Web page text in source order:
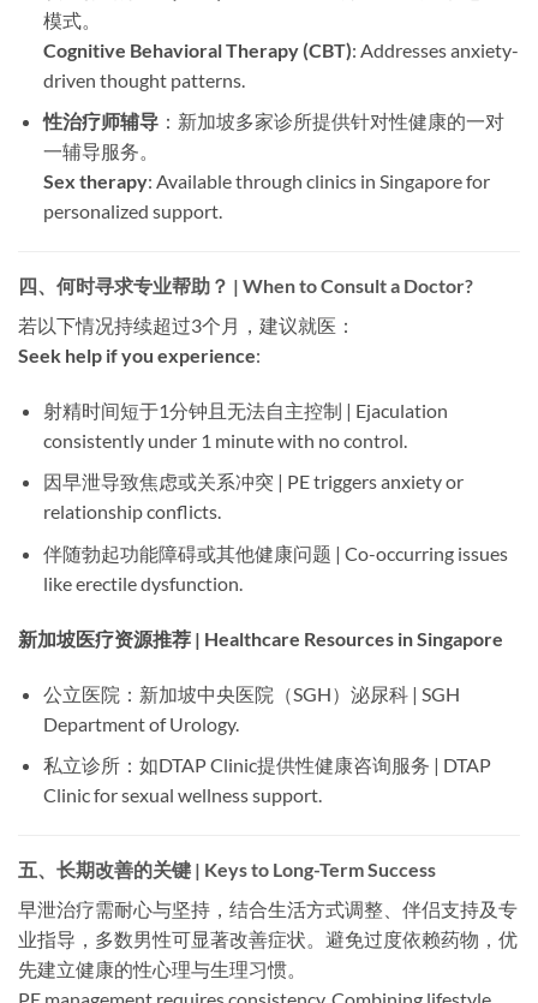
模式。
Cognitive Behavioral Therapy (CBT): Addresses anxiety-
driven thought patterns.
性治疗师辅导：新加坡多家诊所提供针对性健康的一对
一辅导服务。
Sex therapy: Available through clinics in Singapore for
personalized support.
四、何时寻求专业帮助？ | When to Consult a Doctor?
若以下情况持续超过3个月，建议就医：
Seek help if you experience:
射精时间短于1分钟且无法自主控制 | Ejaculation
consistently under 1 minute with no control.
因早泄导致焦虑或关系冲突 | PE triggers anxiety or
relationship conflicts.
伴随勃起功能障碍或其他健康问题 | Co-occurring issues
like erectile dysfunction.
新加坡医疗资源推荐 | Healthcare Resources in Singapore
公立医院：新加坡中央医院（SGH）泌尿科 | SGH
Department of Urology.
私立诊所：如DTAP Clinic提供性健康咨询服务 | DTAP
Clinic for sexual wellness support.
五、长期改善的关键 | Keys to Long-Term Success
早泄治疗需耐心与坚持，结合生活方式调整、伴侣支持及专
业指导，多数男性可显著改善症状。避免过度依赖药物，优
先建立健康的性心理与生理习惯。